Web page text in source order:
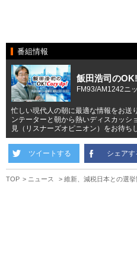
番組情報
飯田浩司の
FM93/AM1242
忙しい現代人の朝に最適な情報をお送
ンテーターと朝から熱いディスカッシ
見（リスナーズオピニオン）をお待ち
ツイートする シェアす
TOP ニュース 維新、減税日本との選挙